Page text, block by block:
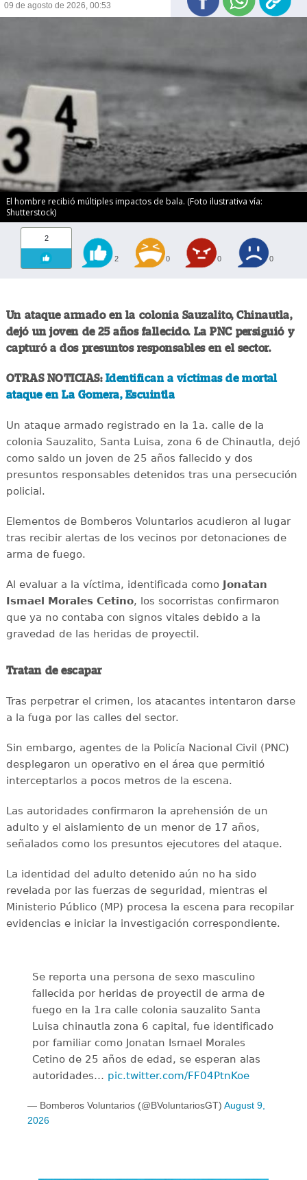
09 de agosto de 2026, 00:53
El hombre recibió múltiples impactos de bala. (Foto ilustrativa vía:
Shutterstock)
2
2 0 0 0
Un ataque armado en la colonia Sauzalito, Chinautla,
dejó un joven de 25 años fallecido. La PNC persiguió y
capturó a dos presuntos responsables en el sector.
OTRAS NOTICIAS:Identifican a víctimas de mortal
ataque en La Gomera, Escuintla
Un ataque armado registrado en la 1a. calle de la
colonia Sauzalito, Santa Luisa, zona 6 de Chinautla, dejó
como saldo un joven de 25 años fallecido y dos
presuntos responsables detenidos tras una persecución
policial.
Elementos de Bomberos Voluntarios acudieron al lugar
tras recibir alertas de los vecinos por detonaciones de
arma de fuego.
Al evaluar a la víctima, identificada como Jonatan
Ismael Morales Cetino, los socorristas confirmaron
que ya no contaba con signos vitales debido a la
gravedad de las heridas de proyectil.
Tratan de escapar
Tras perpetrar el crimen, los atacantes intentaron darse
a la fuga por las calles del sector.
Sin embargo, agentes de la Policía Nacional Civil (PNC)
desplegaron un operativo en el área que permitió
interceptarlos a pocos metros de la escena.
Las autoridades confirmaron la aprehensión de un
adulto y el aislamiento de un menor de 17 años,
señalados como los presuntos ejecutores del ataque.
La identidad del adulto detenido aún no ha sido
revelada por las fuerzas de seguridad, mientras el
Ministerio Público (MP) procesa la escena para recopilar
evidencias e iniciar la investigación correspondiente.
Se reporta una persona de sexo masculino
fallecida por heridas de proyectil de arma de
fuego en la 1ra calle colonia sauzalito Santa
Luisa chinautla zona 6 capital, fue identificado
por familiar como Jonatan Ismael Morales
Cetino de 25 años de edad, se esperan alas
autoridades… pic.twitter.com/FF04PtnKoe
— Bomberos Voluntarios (@BVoluntariosGT) August 9,
2026